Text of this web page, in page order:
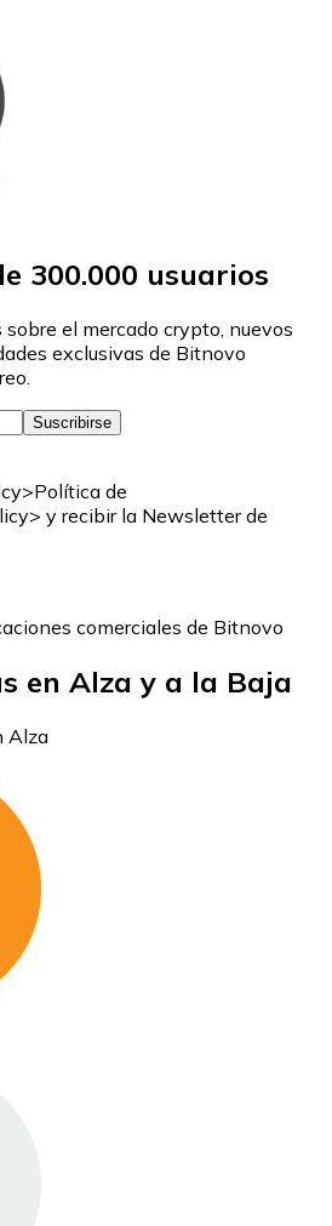
300.000 usuarios
el mercado crypto, nuevos
exclusivas de Bitnovo
Suscribirse
de
y recibir la Newsletter de
comerciales de Bitnovo
en Alza y a la Baja
Alza